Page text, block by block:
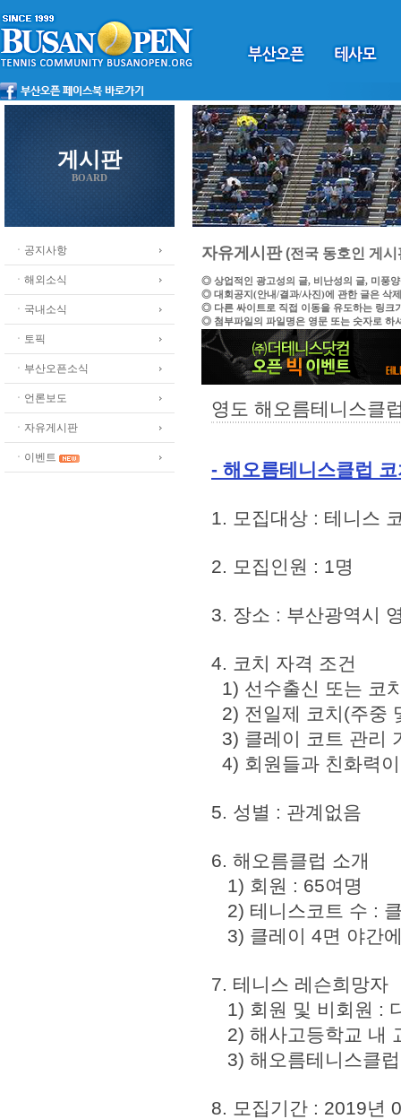
게시판
BOARD
ㆍ공지사항
ㆍ해외소식
ㆍ국내소식
ㆍ토픽
ㆍ부산오픈소식
ㆍ언론보도
ㆍ자유게시판
ㆍ이벤트
자유게시판(전국 동호인 게시
◎ 상업적인 광고성의 글, 비난성의 글, 미풍
◎ 대회공지(안내/결과/사진)에 관한 글은 삭
◎ 다른 싸이트로 직접 이동을 유도하는 링크
◎ 첨부파일의 파일명은 영문 또는 숫자로 하
영도 해오름테니스클
- 해오름테니스클럽
1. 모집대상 : 테니스
2. 모집인원 : 1명
3. 장소 : 부산광역시
4. 코치 자격 조건
1) 선수출신 또는 코
2) 전일제 코치(주중
3) 클레이 코트 관리
4) 회원들과 친화력
5. 성별 : 관계없음
6. 해오름클럽 소개
1) 회원 : 65여명
2) 테니스코트 수 :
3) 클레이 4면 야간
7. 테니스 레슨희망자
1) 회원 및 비회원 :
2) 해사고등학교 내
3) 해오름테니스클
8. 모집기간 : 2019년